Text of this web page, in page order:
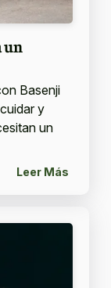
un
Basenji
y
un
Leer Más